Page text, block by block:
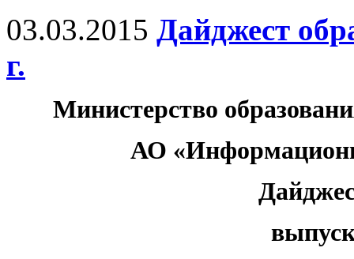
03.03.2015 Дайджест
г.
Министерство
АО